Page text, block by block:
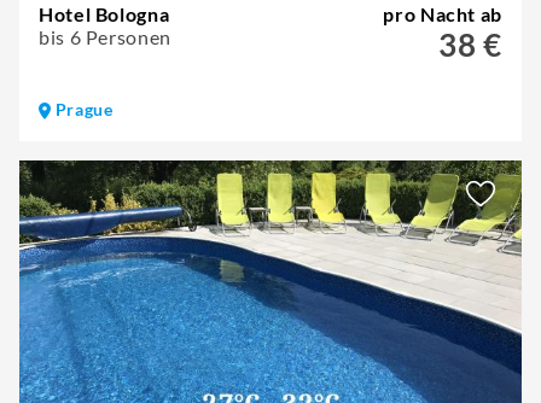
Hotel Bologna
bis 6 Personen
pro Nacht ab
38 €
Prague